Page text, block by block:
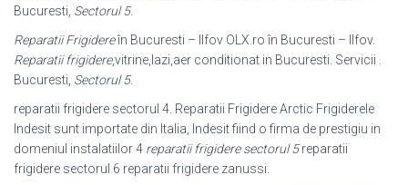
Bucuresti, Sectorul 5.
Reparatii Frigidereîn Bucuresti – Ilfov OLX.ro în Bucuresti – Ilfov.
Reparatii frigidere,vitrine,lazi,aer conditionat in Bucuresti. Servicii .
Bucuresti, Sectorul 5.
reparatii frigidere sectorul 4. Reparatii Frigidere Arctic Frigiderele
Indesit sunt importate din Italia, Indesit fiind o firma de prestigiu in
domeniul instalatiilor 4 reparatii frigidere sectorul 5reparatii
frigidere sectorul 6 reparatii frigidere zanussi.